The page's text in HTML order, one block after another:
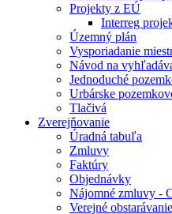
Projekty z EÚ
Interreg
Územný plán
Vysporiadanie
Návod na
Jednoduché
Urbárske
Tlačivá
Zverejňovanie
Úradná tabuľa
Zmluvy
Faktúry
Objednávky
Nájomné zmluvy -
Verejné obstarávanie